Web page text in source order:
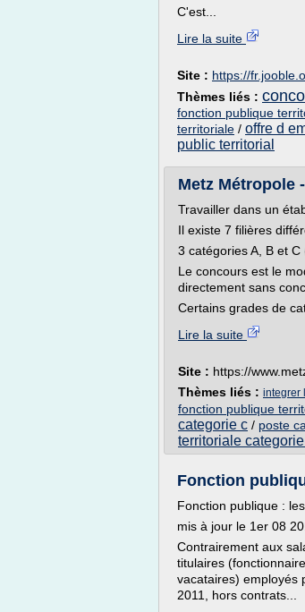
C'est...
Lire la suite
Site : https://
Thèmes liés :
fonction publique
territoriale / offre d
public territorial
Metz Métropole
Travailler dans un
Il existe 7 filières
3 catégories A, B et
Le concours est le
directement sans
Certains grades de
Lire la suite
Site : https://
Thèmes liés : integrer
fonction publique
categorie c / poste
territoriale
Fonction
Fonction publique :
mis à jour le 1er 08
Contrairement aux
titulaires
vacataires) employés
2011, hors contrats...